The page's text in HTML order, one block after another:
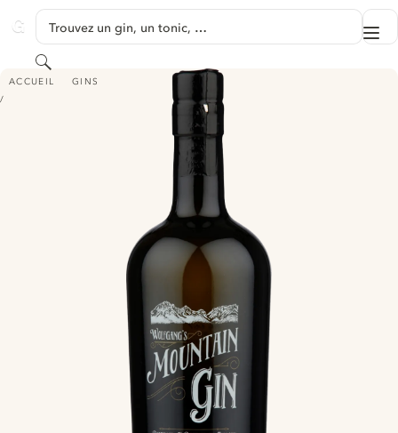
GINVENTORY
Trouvez un gin, un tonic, …
Rechercher
ACCUEIL GINS
WOLFGANG’S MOUNTAIN GIN